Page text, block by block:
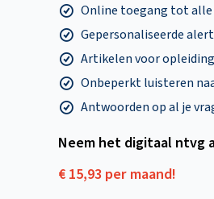
Online toegang tot
Gepersonaliseerde
Artikelen voor
Onbeperkt luisteren
Antwoorden op al je
Neem het digitaal ntvg
€ 15,93 per maand!